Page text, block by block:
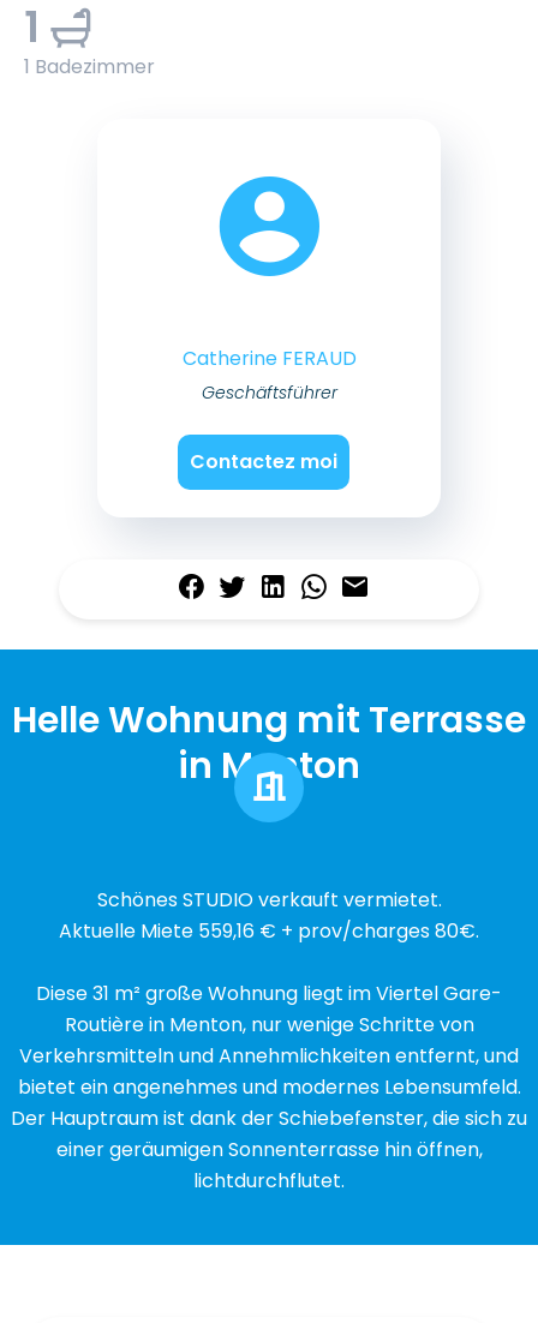
1
1 Badezimmer
Catherine FERAUD
Geschäftsführer
Contactez moi
Helle Wohnung mit Terrasse
in Menton
Schönes STUDIO verkauft vermietet.
Aktuelle Miete 559,16 € + prov/charges 80€.
Diese 31 m² große Wohnung liegt im Viertel Gare-
Routière in Menton, nur wenige Schritte von
Verkehrsmitteln und Annehmlichkeiten entfernt, und
bietet ein angenehmes und modernes Lebensumfeld.
Der Hauptraum ist dank der Schiebefenster, die sich zu
einer geräumigen Sonnenterrasse hin öffnen,
lichtdurchflutet.